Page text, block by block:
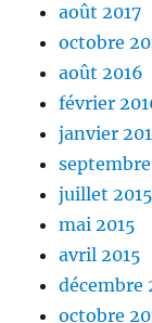
août 2017
octobre
août 2016
février
janvier
septembre
juillet 2015
mai 2015
avril 2015
décembre
octobre